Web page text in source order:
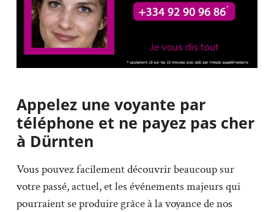
Appelez une voyante par
téléphone et ne payez pas cher
à Dürnten
Vous pouvez facilement découvrir beaucoup sur
votre passé, actuel, et les événements majeurs qui
pourraient se produire grâce à la voyance de nos